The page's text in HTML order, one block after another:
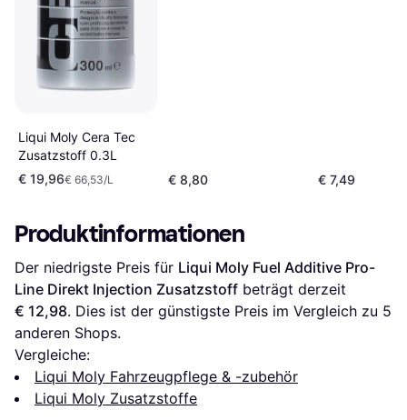
Liqui Moly Cera Tec
Zusatzstoff 0.3L
€ 19,96€ 66,53/L € 8,80 € 7,49
Produktinformationen
Der niedrigste Preis für Liqui Moly Fuel Additive Pro-
Line Direkt Injection Zusatzstoff
€ 12,98. Dies ist der günstigste Preis im Vergleich zu 5
anderen Shops.
Vergleiche:
Liqui Moly Fahrzeugpflege & -zubehör
Liqui Moly Zusatzstoffe